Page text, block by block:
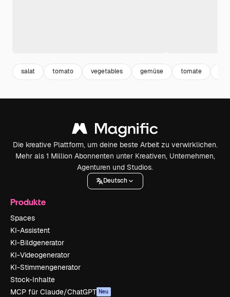
salat tomato vegetables gemüse tomate
Die kreative Plattform, um deine beste Arbeit zu verwirklichen.
Mehr als 1 Million Abonnenten unter Kreativen, Unternehmen,
Agenturen und Studios.
Deutsch
Produkte
Spaces
KI-Assistent
KI-Bildgenerator
KI-Videogenerator
KI-Stimmengenerator
Stock-Inhalte
MCP für Claude/ChatGPT Neu